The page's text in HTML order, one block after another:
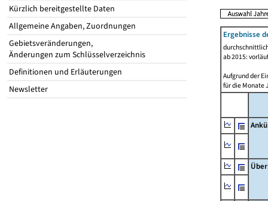
Kürzlich bereitgestellte Daten
Allgemeine Angaben, Zuordnungen
Gebietsveränderungen,
Änderungen zum Schlüsselverzeichnis
Definitionen und Erläuterungen
Newsletter
Ergebnisse
ab 2015:
Aufgrund der
für die Monate